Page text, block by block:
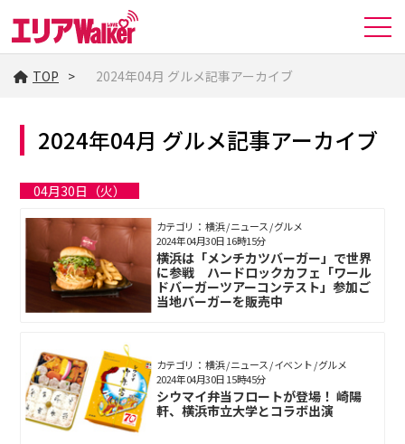
TOP 2024年04月 グルメ記事アーカイブ
2024年04月 グルメ記事アーカイブ
04月30日（火）
カテゴリ： 横浜 / ニュース / グルメ
横浜は「メンチカツバーガー」で世界
に参戦 ハードロックカフェ「ワール
ドバーガーツアーコンテスト」参加ご
当地バーガーを販売中
2024年04月30日 16時15分
カテゴリ： 横浜 / ニュース / イベント / グルメ
シウマイ弁当フロートが登場！ 崎陽
軒、横浜市立大学とコラボ出演
2024年04月30日 15時45分